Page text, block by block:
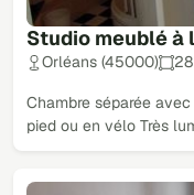
Studio meublé à
Orléans (45000)
Chambre séparée
pied ou en vélo Très